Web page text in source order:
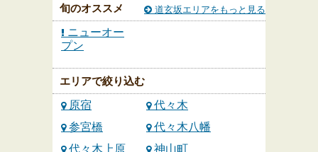
旬のオススメ
ニューオー
プン
エリアで絞り込む
原宿
代々木
参宮橋
代々木八幡
代々木上原
神山町
道玄坂エリアをもっと見る